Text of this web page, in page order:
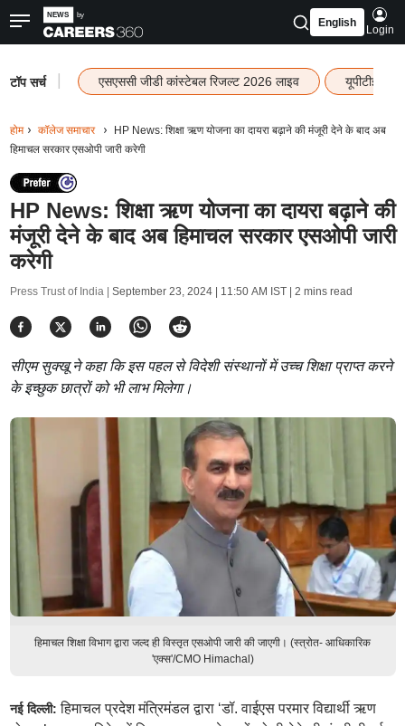
English
Login
टॉप सर्च एसएससी जीडी कांस्टेबल रिजल्ट 2026 लाइव यूपीटीईटी
होम कॉलेज समाचार
HP News: शिक्षा ऋण योजना का दायरा बढ़ाने की मंजूरी देने के बाद अब
हिमाचल सरकार एसओपी जारी करेगी
HP News: शिक्षा ऋण योजना का दायरा बढ़ाने की
मंजूरी देने के बाद अब हिमाचल सरकार एसओपी जारी
करेगी
Press Trust of India | September 23, 2024 | 11:50 AM IST| 2 mins read
सीएम सुक्खू ने कहा कि इस पहल से विदेशी संस्थानों में उच्च शिक्षा प्राप्त करने
के इच्छुक छात्रों को भी लाभ मिलेगा।
हिमाचल शिक्षा विभाग द्वारा जल्द ही विस्तृत एसओपी जारी की जाएगी। (स्त्रोत- आधिकारिक
'एक्स'/CMO Himachal)
नई दिल्ली: हिमाचल प्रदेश मंत्रिमंडल द्वारा ‘डॉ. वाईएस परमार विद्यार्थी ऋण